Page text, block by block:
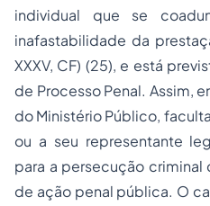
individual que se
inafastabilidade da
XXXV, CF) (25), e está
de Processo Penal. Assim,
do Ministério Público,
ou a seu representante
para a persecução
de ação penal pública. O